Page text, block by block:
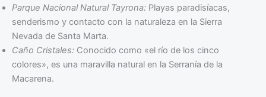
Parque Nacional Natural Tayrona: Playas paradisíacas,
senderismo y contacto con la naturaleza en la Sierra
Nevada de Santa Marta.
Caño Cristales: Conocido como «el río de los cinco
colores», es una maravilla natural en la Serranía de la
Macarena.